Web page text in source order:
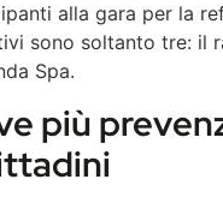
alla gara per la
sono soltanto tre: il
Spa.
più